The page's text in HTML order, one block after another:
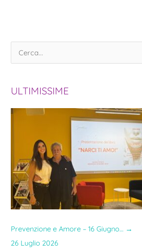
c
a
ULTIMISSIME
Prevenzione e Amore – 16 Giugno… →
26 Luglio 2026